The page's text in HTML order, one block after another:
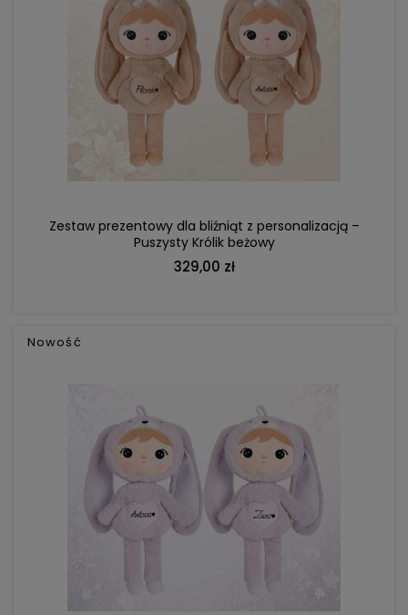
Zestaw prezentowy dla bliźniąt z personalizacją –
Puszysty Królik beżowy
329,00 zł
DO KOSZYKA
Nowość